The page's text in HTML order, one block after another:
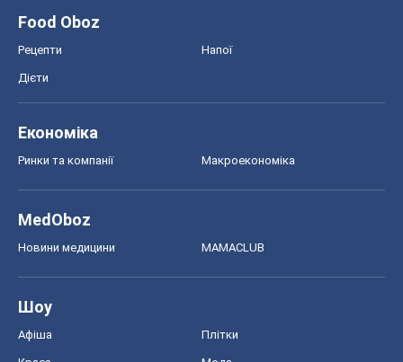
Food Oboz
Рецепти Напої
Дієти
Економіка
Ринки та компанії Макроекономіка
MedOboz
Новини медицини MAMACLUB
Шоу
Афіша Плітки